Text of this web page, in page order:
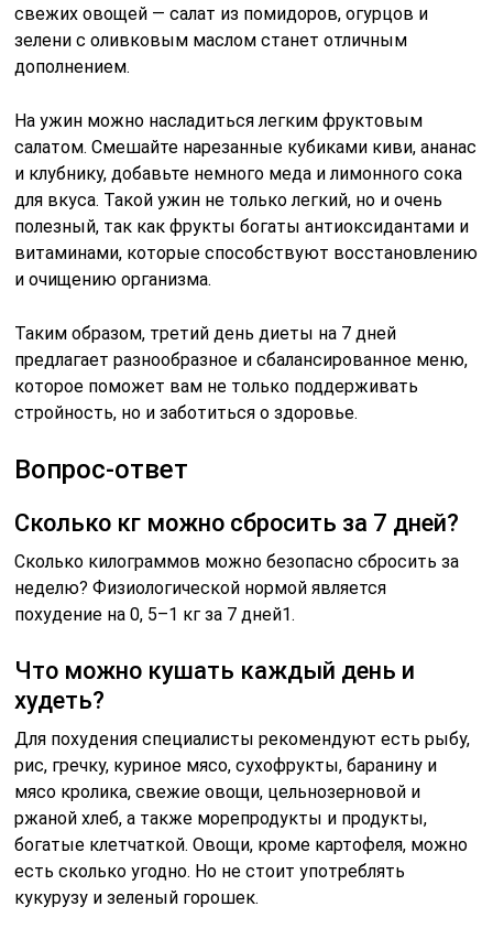
свежих овощей — салат из помидоров, огурцов и
зелени с оливковым маслом станет отличным
дополнением.
На ужин можно насладиться легким фруктовым
салатом. Смешайте нарезанные кубиками киви, ананас
и клубнику, добавьте немного меда и лимонного сока
для вкуса. Такой ужин не только легкий, но и очень
полезный, так как фрукты богаты антиоксидантами и
витаминами, которые способствуют восстановлению
и очищению организма.
Таким образом, третий день диеты на 7 дней
предлагает разнообразное и сбалансированное меню,
которое поможет вам не только поддерживать
стройность, но и заботиться о здоровье.
Вопрос-ответ
Сколько кг можно сбросить за 7 дней?
Сколько килограммов можно безопасно сбросить за
неделю? Физиологической нормой является
похудение на 0, 5–1 кг за 7 дней1.
Что можно кушать каждый день и
худеть?
Для похудения специалисты рекомендуют есть рыбу,
рис, гречку, куриное мясо, сухофрукты, баранину и
мясо кролика, свежие овощи, цельнозерновой и
ржаной хлеб, а также морепродукты и продукты,
богатые клетчаткой. Овощи, кроме картофеля, можно
есть сколько угодно. Но не стоит употреблять
кукурузу и зеленый горошек.